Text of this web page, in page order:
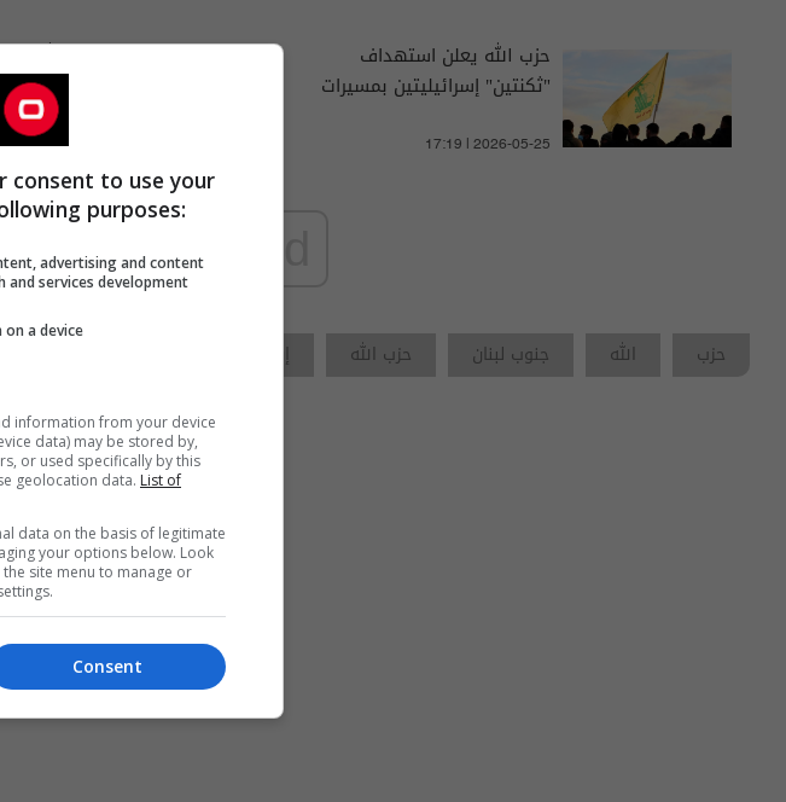
حزب الله يعلن استهداف
"ثكنتين" إسرائيليتين بمسيرات
17:19 | 2026-05-25
حزب الله
إسرائيلية"
| 2026-05-16
حزب الله جنوب لبنان حزب الله إسرائيل
consent to use your
purposes:
advertising and content
and services development
a device
information from your device
data) may be stored by,
or used specifically by this
geolocation data. List of
data on the basis of legitimate
your options below. Look
site menu to manage or
Consent